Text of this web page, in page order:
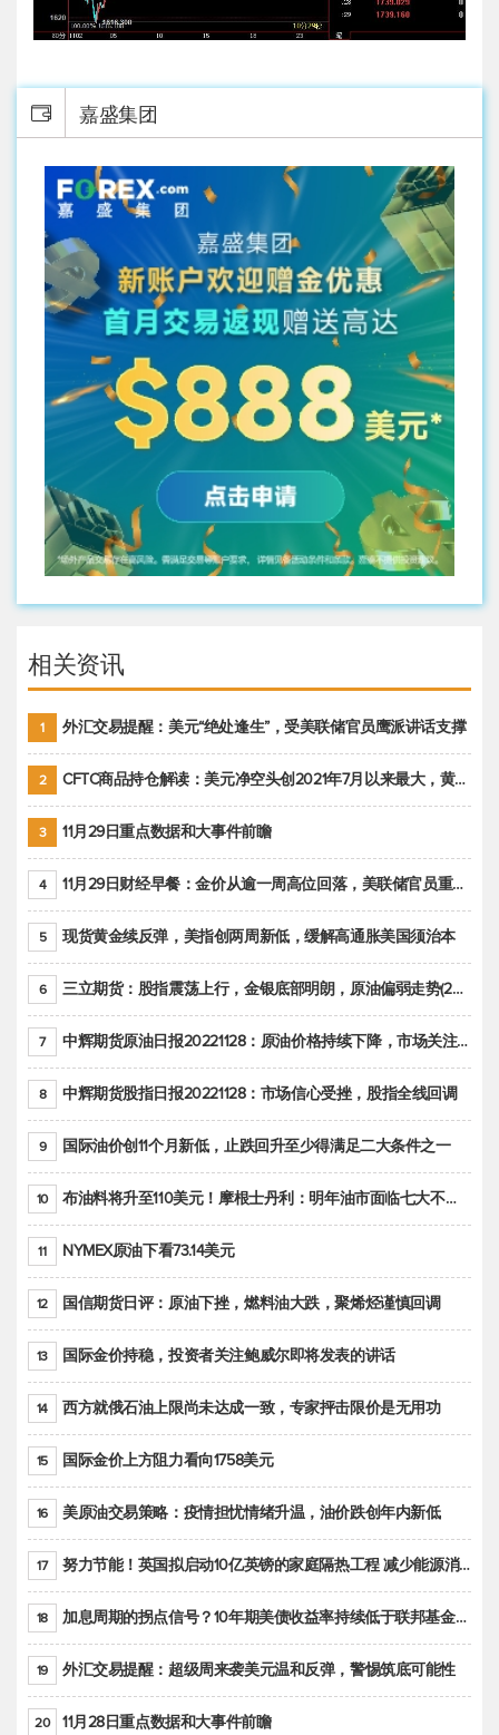
嘉盛集团
相关资讯
1 外汇交易提醒：美元“绝处逢生”，受美联储官员鹰派讲话支撑
2 CFTC商品持仓解读：美元净空头创2021年7月以来最大，黄金期货投机性净多头头寸减少
3 11月29日重点数据和大事件前瞻
4 11月29日财经早餐：金价从逾一周高位回落，美联储官员重申鹰派立场推动美元回升
5 现货黄金续反弹，美指创两周新低，缓解高通胀美国须治本
6 三立期货：股指震荡上行，金银底部明朗，原油偏弱走势(20221128收评)
7 中辉期货原油日报20221128：原油价格持续下降，市场关注OPEC+新一轮产能政策
8 中辉期货股指日报20221128：市场信心受挫，股指全线回调
9 国际油价创11个月新低，止跌回升至少得满足二大条件之一
10 布油料将升至110美元！摩根士丹利：明年油市面临七大不确定性
11 NYMEX原油下看73.14美元
12 国信期货日评：原油下挫，燃料油大跌，聚烯烃谨慎回调
13 国际金价持稳，投资者关注鲍威尔即将发表的讲话
14 西方就俄石油上限尚未达成一致，专家抨击限价是无用功
15 国际金价上方阻力看向1758美元
16 美原油交易策略：疫情担忧情绪升温，油价跌创年内新低
17 努力节能！英国拟启动10亿英镑的家庭隔热工程 减少能源消耗
18 加息周期的拐点信号？10年期美债收益率持续低于联邦基金利率目标区间
19 外汇交易提醒：超级周来袭美元温和反弹，警惕筑底可能性
20 11月28日重点数据和大事件前瞻